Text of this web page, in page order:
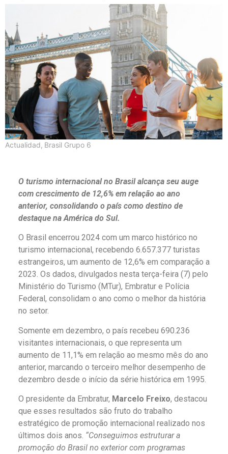
Actualidad, Brasil Grupo 6
O turismo internacional no Brasil alcança seu auge
com crescimento de 12,6% em relação ao ano
anterior, consolidando o país como destino de
destaque na América do Sul.
O Brasil encerrou 2024 com um marco histórico no
turismo internacional, recebendo 6.657.377 turistas
estrangeiros, um aumento de 12,6% em comparação a
2023. Os dados, divulgados nesta terça-feira (7) pelo
Ministério do Turismo (MTur), Embratur e Polícia
Federal, consolidam o ano como o melhor da história
no setor.
Somente em dezembro, o país recebeu 690.236
visitantes internacionais, o que representa um
aumento de 11,1% em relação ao mesmo mês do ano
anterior, marcando o terceiro melhor desempenho de
dezembro desde o início da série histórica em 1995.
O presidente da Embratur, Marcelo Freixo, destacou
que esses resultados são fruto do trabalho
estratégico de promoção internacional realizado nos
últimos dois anos. “Conseguimos estruturar a
promoção do Brasil no exterior com programas